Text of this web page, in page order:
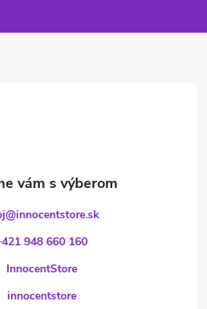
@innocentstore.sk
948 660 160
InnocentStore
innocentstore